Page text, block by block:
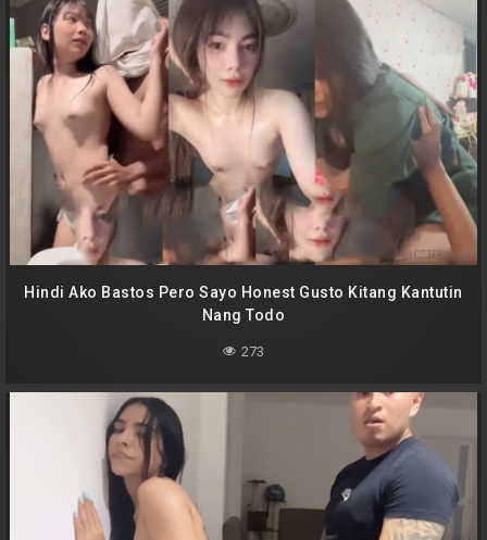
Hindi Ako Bastos Pero Sayo Honest Gusto Kitang Kantutin
Nang Todo
273